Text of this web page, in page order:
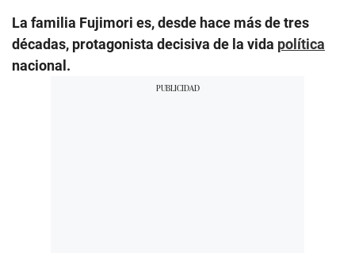
La familia Fujimori es, desde hace más de tres
décadas, protagonista decisiva de la vida política
nacional.